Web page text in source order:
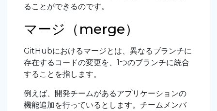
ることができるのです。
マージ（merge）
GitHubにおけるマージとは、異なるブランチに
存在するコードの変更を、1つのブランチに統合
することを指します。
例えば、開発チームがあるアプリケーションの
機能追加を行っているとします。チームメンバ